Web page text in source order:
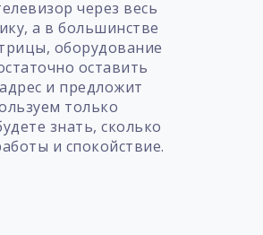
через весь
а в большинстве
оборудование
оставить
и предложит
только
знать, сколько
и спокойствие.